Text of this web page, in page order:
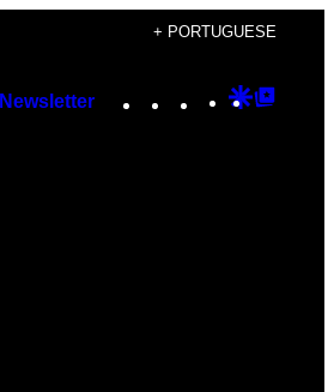
+ PORTUGUESE
Newsletter Instagram
TikTok
YouTube
Google